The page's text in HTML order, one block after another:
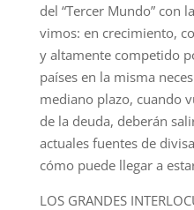
del “Tercer Mundo” con
vimos: en crecimiento,
y altamente competido
países en la misma
mediano plazo, cuando
de la deuda, deberán
actuales fuentes de
cómo puede llegar a
LOS GRANDES